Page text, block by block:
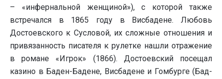
– «инфернальной женщиной»), с которой также
встречался в 1865 году в Висбадене. Любовь
Достоевского к Сусловой, их сложные отношения и
привязанность писателя к рулетке нашли отражение
в романе «Игрок» (1866). Достоевский посещал
казино в Баден-Бадене, Висбадене и Гомбурге (Бад-